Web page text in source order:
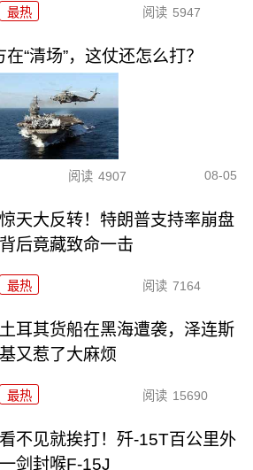
最热 阅读 5947
“清场”，这仗还怎么打？
阅读 4907 08-05
惊天大反转！特朗普支持率崩盘
背后竟藏致命一击
最热 阅读 7164
土耳其货船在黑海遭袭，泽连斯
基又惹了大麻烦
最热 阅读 15690
看不见就挨打！歼-15T百公里外
一剑封喉F-15J